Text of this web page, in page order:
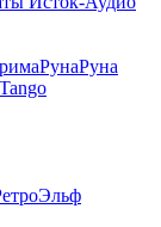
РунаРуна
Tango
Эльф